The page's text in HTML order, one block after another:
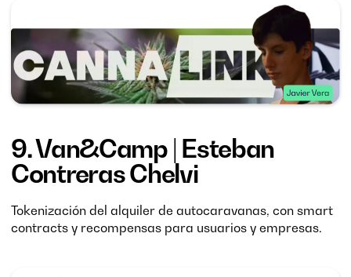
9.Van&Camp| Esteban
Contreras Chelvi
Tokenización del alquiler de autocaravanas, con smart
contracts y recompensas para usuarios y empresas.